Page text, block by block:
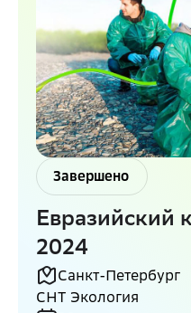
Завершено
Евразийский
2024
Санкт-Петербург
СНТ Экология